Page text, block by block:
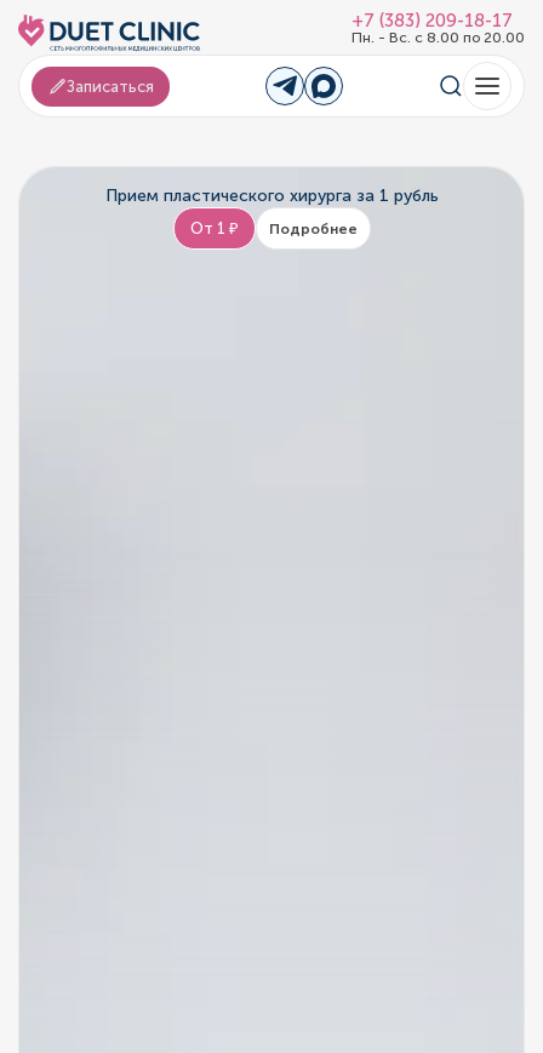
+7 (383) 209-18-17
Пн. - Вс. с 8.00 по 20.00
Записаться
Прием пластического хирурга за 1 рубль
От 1 ₽ Подробнее